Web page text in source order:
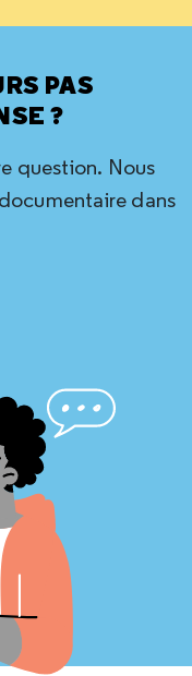
PAS
?
question. Nous
dans